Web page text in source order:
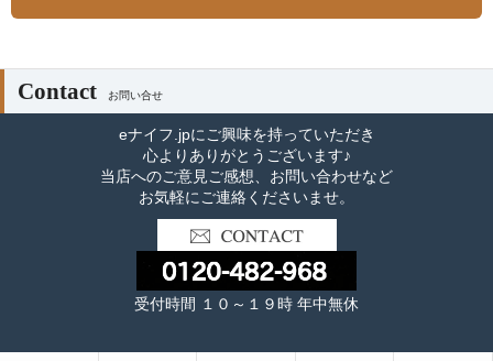
Contact お問い合せ
eナイフ.jpにご興味を持っていただき
心よりありがとうございます♪
当店へのご意見ご感想、お問い合わせなど
お気軽にご連絡くださいませ。
受付時間 １０～１９時 年中無休